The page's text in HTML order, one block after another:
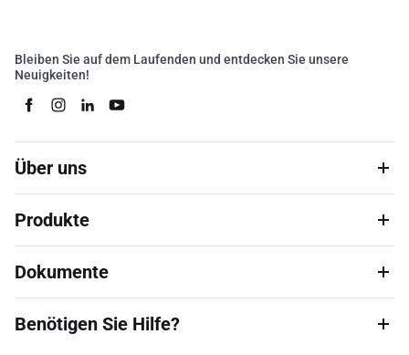
Bleiben Sie auf dem Laufenden und entdecken Sie unsere
Neuigkeiten!
Über uns
Produkte
Dokumente
Benötigen Sie Hilfe?